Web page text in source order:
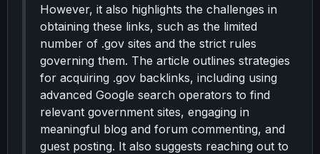
However, it also highlights the challenges in
obtaining these links, such as the limited
number of .gov sites and the strict rules
governing them. The article outlines strategies
for acquiring .gov backlinks, including using
advanced Google search operators to find
relevant government sites, engaging in
meaningful blog and forum commenting, and
guest posting. It also suggests reaching out to